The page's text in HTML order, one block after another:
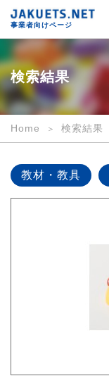
｜
事
業
向
｜
事業者向けページ
検索結果
Home 検索結果
教材・教具